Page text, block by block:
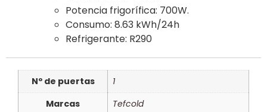
Potencia frigorífica: 700W.
Consumo: 8.63 kWh/24h
Refrigerante: R290
Nº de puertas
1
Marcas
Tefcold